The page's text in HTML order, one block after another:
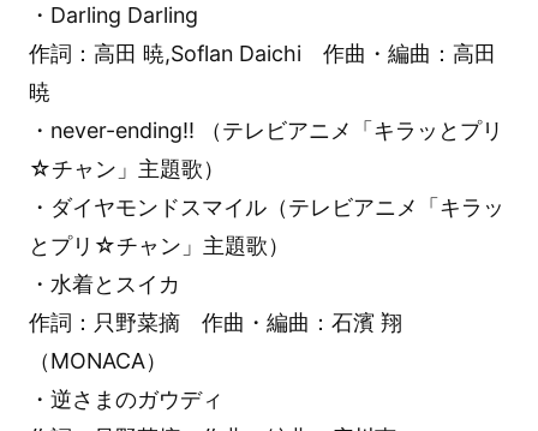
・Darling Darling
作詞：高田 暁,Soflan Daichi 作曲・編曲：高田
暁
・never-ending!! （テレビアニメ「キラッとプリ
☆チャン」主題歌）
・ダイヤモンドスマイル（テレビアニメ「キラッ
とプリ☆チャン」主題歌）
・水着とスイカ
作詞：只野菜摘 作曲・編曲：石濱 翔
（MONACA）
・逆さまのガウディ